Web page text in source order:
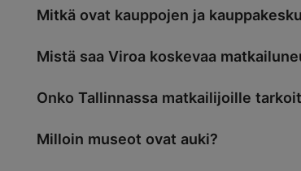
Mitkä ovat kauppojen ja
Mistä saa Viroa koskevaa
Onko Tallinnassa matkailijoille
Milloin museot ovat auki?